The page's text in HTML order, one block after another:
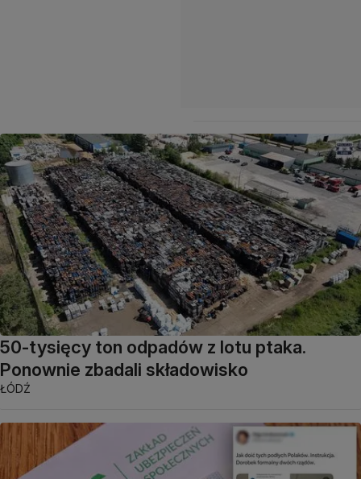
50-tysięcy ton odpadów z lotu ptaka.
Ponownie zbadali składowisko
ŁÓDŹ